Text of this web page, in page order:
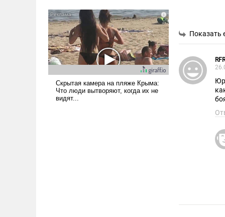
налогоплательщиков и где
Еревану за свои поступки не
нужно отвечать.
Показать